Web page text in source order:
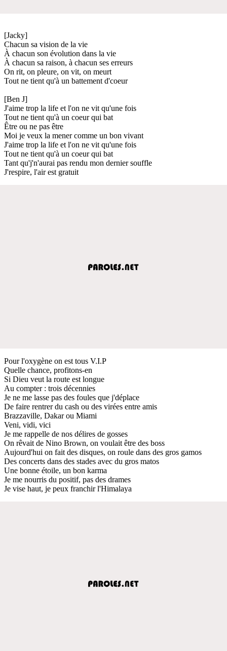
[Jacky]
Chacun sa vision de la vie
À chacun son évolution dans la vie
À chacun sa raison, à chacun ses erreurs
On rit, on pleure, on vit, on meurt
Tout ne tient qu'à un battement d'coeur
[Ben J]
J'aime trop la life et l'on ne vit qu'une fois
Tout ne tient qu'à un coeur qui bat
Être ou ne pas être
Moi je veux la mener comme un bon vivant
J'aime trop la life et l'on ne vit qu'une fois
Tout ne tient qu'à un coeur qui bat
Tant qu'j'n'aurai pas rendu mon dernier souffle
J'respire, l'air est gratuit
Pour l'oxygène on est tous V.I.P
Quelle chance, profitons-en
Si Dieu veut la route est longue
Au compter : trois décennies
Je ne me lasse pas des foules que j'déplace
De faire rentrer du cash ou des virées entre amis
Brazzaville, Dakar ou Miami
Veni, vidi, vici
Je me rappelle de nos délires de gosses
On rêvait de Nino Brown, on voulait être des boss
Aujourd'hui on fait des disques, on roule dans des gros gamos
Des concerts dans des stades avec du gros matos
Une bonne étoile, un bon karma
Je me nourris du positif, pas des drames
Je vise haut, je peux franchir l'Himalaya